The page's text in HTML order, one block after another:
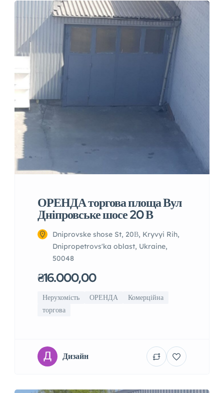
ОРЕНДА торгова площа Вул
Дніпровське шосе 20 В
Dniprovske shose St, 20В, Kryvyi Rih,
Dnipropetrovs'ka oblast, Ukraine,
50048
₴16.000,00
Нерухомість ОРЕНДА
Комерційна
торгова
Дизайн